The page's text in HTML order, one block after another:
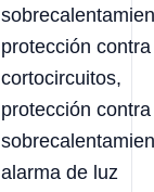
protección contra
cortocircuitos,
protección contra
alarma de luz